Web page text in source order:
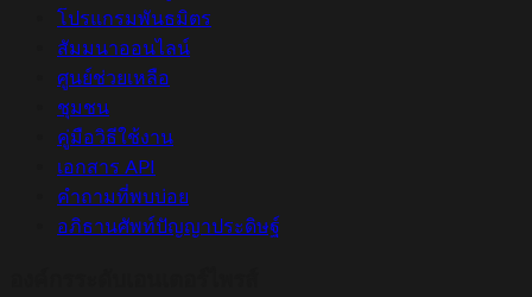
โปรแกรมพันธมิตร
สัมมนาออนไลน์
ศูนย์ช่วยเหลือ
ชุมชน
คู่มือวิธีใช้งาน
เอกสาร API
คำถามที่พบบ่อย
อภิธานศัพท์ปัญญาประดิษฐ์